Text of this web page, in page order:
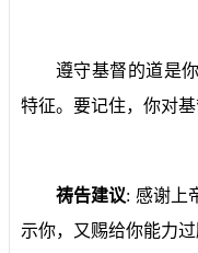
遵守基督的道是
特征。要记住，你对
祷告建议: 感谢上
示你，又赐给你能力过